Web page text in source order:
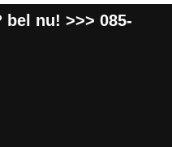
bel nu! >>> 085-